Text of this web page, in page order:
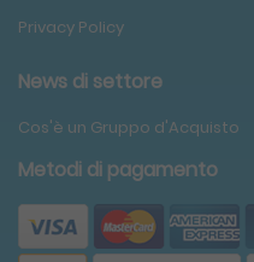
Metodi di pagamento
Privacy Policy
News di settore
Cos'è un Gruppo d'Acquisto